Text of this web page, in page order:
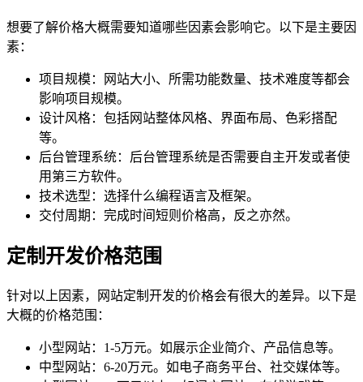
想要了解价格大概需要知道哪些因素会影响它。以下是主要因
素：
项目规模：网站大小、所需功能数量、技术难度等都会
影响项目规模。
设计风格：包括网站整体风格、界面布局、色彩搭配
等。
后台管理系统：后台管理系统是否需要自主开发或者使
用第三方软件。
技术选型：选择什么编程语言及框架。
交付周期：完成时间短则价格高，反之亦然。
定制开发价格范围
针对以上因素，网站定制开发的价格会有很大的差异。以下是
大概的价格范围：
小型网站：1-5万元。如展示企业简介、产品信息等。
中型网站：6-20万元。如电子商务平台、社交媒体等。